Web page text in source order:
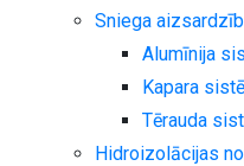
Sniega
Alumīnija
Kapara
Tērauda
Hidroizolācijas